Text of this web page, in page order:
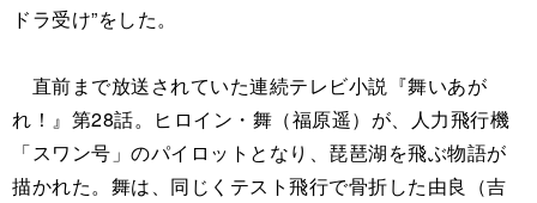
ドラ受け”をした。
直前まで放送されていた連続テレビ小説『舞いあが
れ！』第28話。ヒロイン・舞（福原遥）が、人力飛行機
「スワン号」のパイロットとなり、琵琶湖を飛ぶ物語が
描かれた。舞は、同じくテスト飛行で骨折した由良（吉